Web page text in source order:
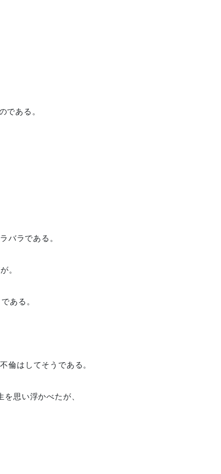
である。
バラである。
。
ある。
倫はしてそうである。
思い浮かべたが、